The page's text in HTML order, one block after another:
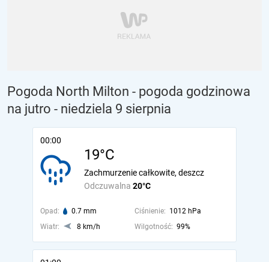
Pogoda North Milton - pogoda godzinowa
na jutro - niedziela 9 sierpnia
00:00
19°C
Odczuwalna 20°C
Zachmurzenie całkowite, deszcz
Opad: 0.7 mm Ciśnienie: 1012 hPa
Wiatr:
8 km/h Wilgotność: 99%